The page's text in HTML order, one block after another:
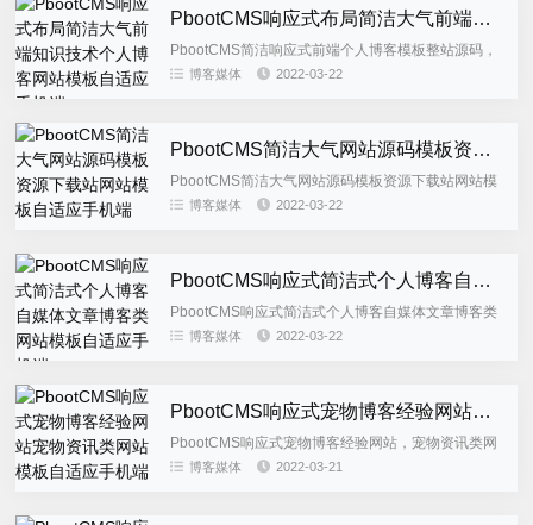
PbootCMS响应式布局简洁大气前端知识技术个人博客网站模板自适应手机端
PbootCMS简洁响应式前端个人博客模板整站源码，
本模板为响应式布局，多端自知应，适合知识技术类
博客媒体 2022-03-22
PbootCMS简洁大气网站源码模板资源下载站网站模板自适应手机端
PbootCMS简洁大气网站源码模板资源下载站网站模
板自适应手机端，此模板为响应式模板，适用于资源
博客媒体 2022-03-22
PbootCMS响应式简洁式个人博客自媒体文章博客类网站模板自适应手机端
PbootCMS响应式简洁式个人博客自媒体文章博客类
网站模板自适应手机端，文章博客类网站源码，此模
博客媒体 2022-03-22
PbootCMS响应式宠物博客经验网站宠物资讯类网站模板自适应手机端
PbootCMS响应式宠物博客经验网站，宠物资讯类网
站模板自适应手机端，本模板为响应式布局，多端自
博客媒体 2022-03-21